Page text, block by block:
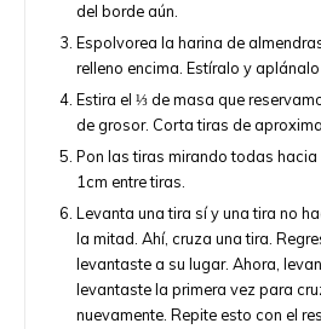
del borde aún.
Espolvorea la harina de
relleno encima. Estíralo y
Estira el ⅓ de masa que
de grosor. Corta tiras de
Pon las tiras mirando todas
1cm entre tiras.
Levanta una tira sí y una tira no
la mitad. Ahí, cruza una tira.
levantaste a su lugar. Ahora,
levantaste la primera vez para
nuevamente. Repite esto con el